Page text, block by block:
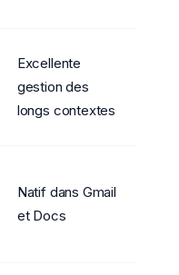
Excellente
gestion des
longs contextes
Natif dans Gmail
et Docs